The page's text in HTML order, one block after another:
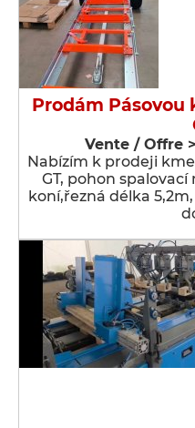
Prodám Pásovou
Vente / Offre
Nabízím k prodeji
GT, pohon
koní,řezná délka